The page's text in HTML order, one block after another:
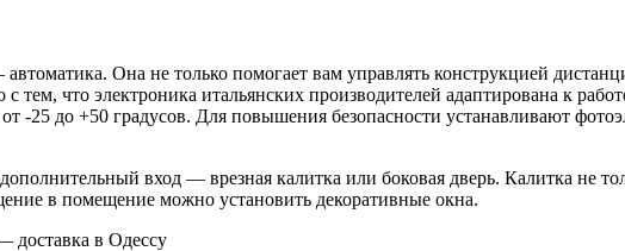
Она не только помогает вам управлять конструкцией
тем, что электроника итальянских производителей адаптирована к
от -25 до +50 градусов. Для повышения безопасности устанавливают
вход — врезная калитка или боковая дверь. Калитка не
в помещение можно установить декоративные окна.
доставка в Одессу